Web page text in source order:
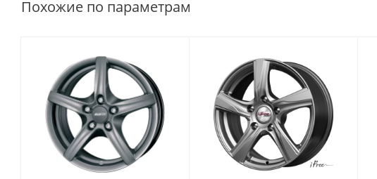
Похожие по параметрам